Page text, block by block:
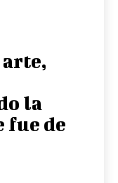
la
fue de